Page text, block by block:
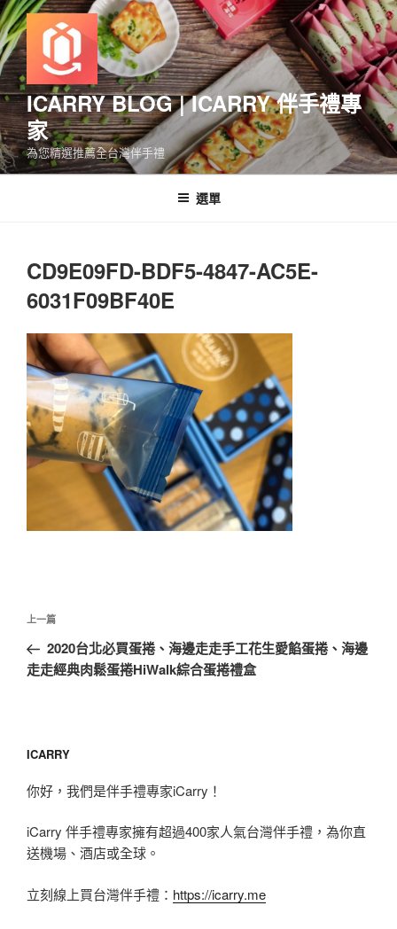
跳
至
主
要
內
容
ICARRY BLOG | ICARRY 伴手禮專
家
為您精選推薦全台灣伴手禮
選單
CD9E09FD-BDF5-4847-AC5E-
6031F09BF40E
文
導
覽
上
一
篇
上一篇
2020台北必買蛋捲、海邊走走手工花生愛餡蛋捲、海邊
走走經典肉鬆蛋捲HiWalk綜合蛋捲禮盒
ICARRY
你好，我們是伴手禮專家iCarry！
iCarry 伴手禮專家擁有超過400家人氣台灣伴手禮，為你直
送機場、酒店或全球。
立刻線上買台灣伴手禮： https://icarry.me